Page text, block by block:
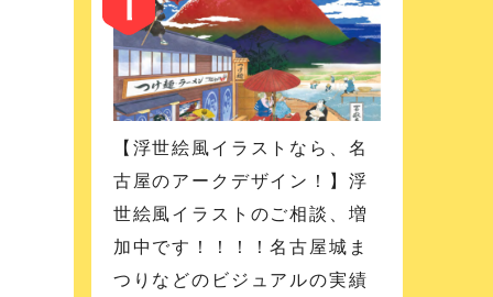
【浮世絵風イラストなら、名
古屋のアークデザイン！】浮
世絵風イラストのご相談、増
加中です！！！！名古屋城ま
つりなどのビジュアルの実績